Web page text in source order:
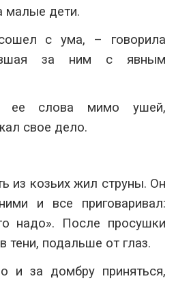
малые дети.
с ума, – говорила
за ним с явным
ее слова мимо ушей,
свое дело.
из козьих жил струны. Он
и все приговаривал:
надо». После просушки
тени, подальше от глаз.
и за домбру приняться,